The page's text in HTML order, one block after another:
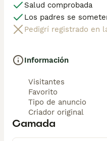
Salud comprobada
Los padres se
Pedigrí registrado en
Información
Visitantes
Favorito
Tipo de anuncio
Criador original
Camada